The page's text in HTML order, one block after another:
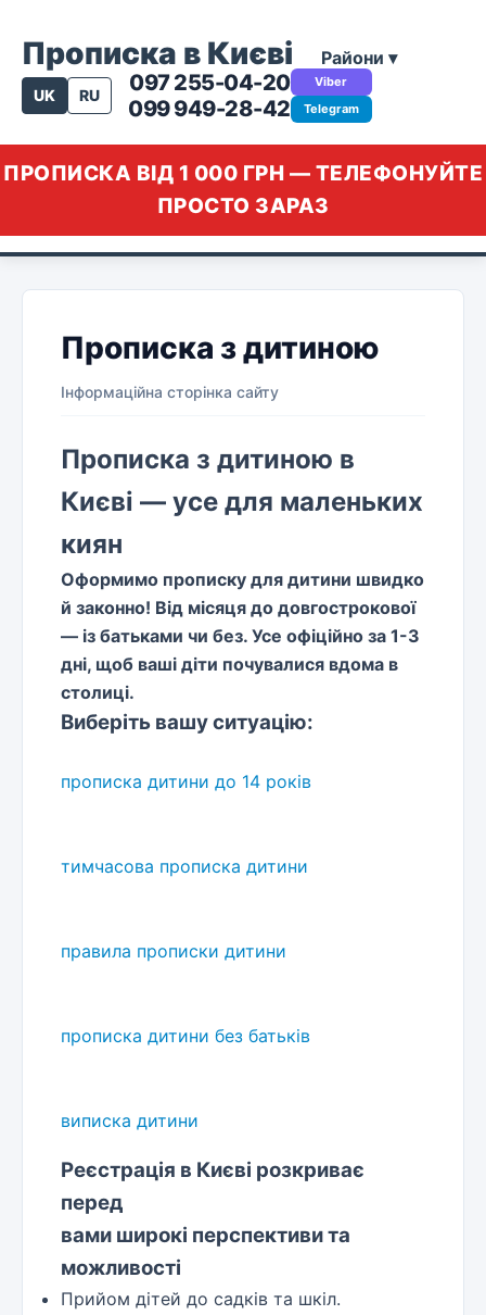
Прописка в Києві Райони ▾
UK RU
097 255-04-20
099 949-28-42
Viber
Telegram
ПРОПИСКА ВІД 1 000 ГРН — ТЕЛЕФОНУЙТЕ
ПРОСТО ЗАРАЗ
Прописка з дитиною
Інформаційна сторінка сайту
Прописка з дитиною в
Києві — усе для маленьких
киян
Оформимо прописку для дитини швидко
й законно! Від місяця до довгострокової
— із батьками чи без. Усе офіційно за 1-3
дні, щоб ваші діти почувалися вдома в
столиці.
Виберіть вашу ситуацію:
прописка дитини до 14 років
тимчасова прописка дитини
правила прописки дитини
прописка дитини без батьків
виписка дитини
Реєстрація в Києві розкриває
перед
вами широкі перспективи та
можливості
Прийом дітей до садків та шкіл.